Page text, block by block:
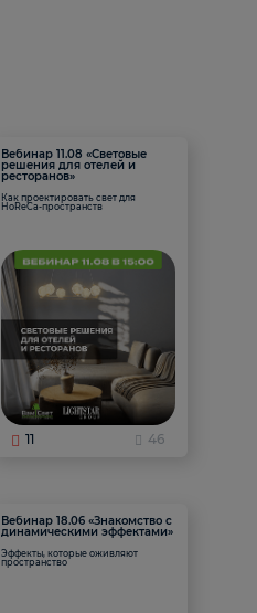
Вебинар 11.08 «Световые
решения для отелей и
ресторанов»
Как проектировать свет для
HoReCa-пространств
11 46
Вебинар 18.06 «Знакомство с
динамическими эффектами»
Эффекты, которые оживляют
пространство